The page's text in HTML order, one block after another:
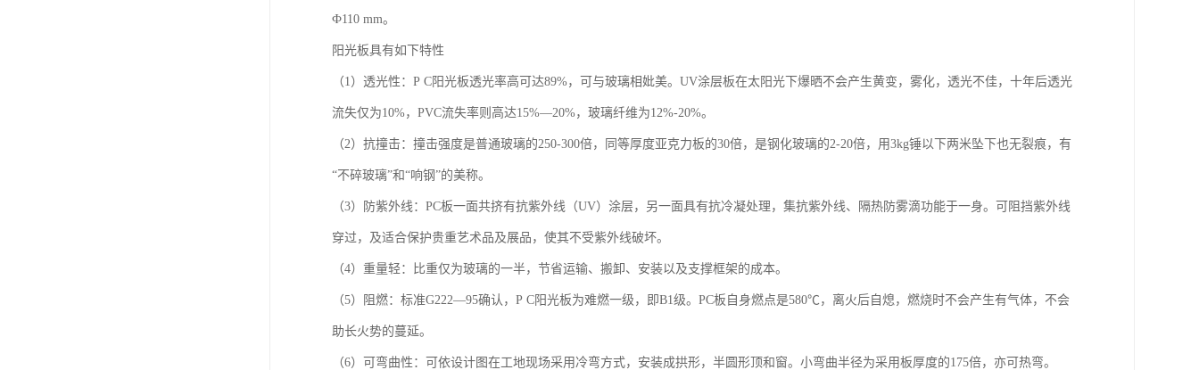
Ф110 mm。
阳光板具有如下特性
（1）透光性：P C阳光板透光率高可达89%，可与玻璃相妣美。UV涂层板在太阳光下爆晒不会产生黄变，雾化，透光不佳，十年后透光
流失仅为10%，PVC流失率则高达15%—20%，玻璃纤维为12%-20%。
（2）抗撞击：撞击强度是普通玻璃的250-300倍，同等厚度亚克力板的30倍，是钢化玻璃的2-20倍，用3kg锤以下两米坠下也无裂痕，有
“不碎玻璃”和“响钢”的美称。
（3）防紫外线：PC板一面共挤有抗紫外线（UV）涂层，另一面具有抗冷凝处理，集抗紫外线、隔热防雾滴功能于一身。可阻挡紫外线
穿过，及适合保护贵重艺术品及展品，使其不受紫外线破坏。
（4）重量轻：比重仅为玻璃的一半，节省运输、搬卸、安装以及支撑框架的成本。
（5）阻燃：标准G222—95确认，P C阳光板为难燃一级，即B1级。PC板自身燃点是580℃，离火后自熄，燃烧时不会产生有气体，不会
助长火势的蔓延。
（6）可弯曲性：可依设计图在工地现场采用冷弯方式，安装成拱形，半圆形顶和窗。小弯曲半径为采用板厚度的175倍，亦可热弯。